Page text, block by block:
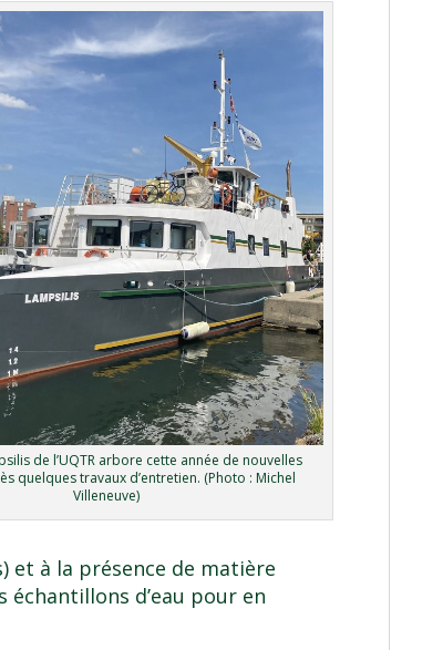
de l’UQTR arbore cette année de nouvelles
quelques travaux d’entretien. (Photo : Michel
Villeneuve)
et à la présence de matière
d’eau pour en